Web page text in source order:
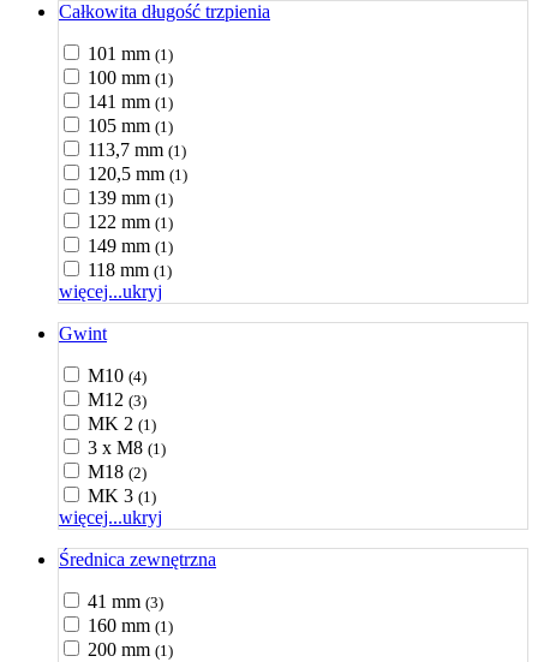
Całkowita długość trzpienia
101 mm (1)
100 mm (1)
141 mm (1)
105 mm (1)
113,7 mm (1)
120,5 mm (1)
139 mm (1)
122 mm (1)
149 mm (1)
118 mm (1)
więcej...ukryj
Gwint
M10 (4)
M12 (3)
MK 2 (1)
3 x M8 (1)
M18 (2)
MK 3 (1)
więcej...ukryj
Średnica zewnętrzna
41 mm (3)
160 mm (1)
200 mm (1)